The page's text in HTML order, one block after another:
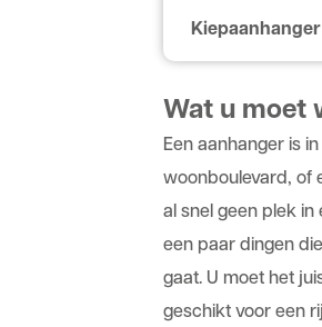
Kiepaanhanger
Wat u moet
Een aanhanger is
woonboulevard, of
al snel geen plek in
een paar dingen
gaat. U moet het
geschikt voor een